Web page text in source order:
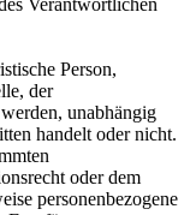
Verantwortlichen
Person,
der
unabhängig
handelt oder nicht.
oder dem
personenbezogene